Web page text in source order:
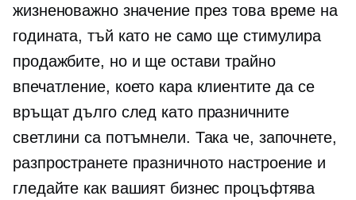
жизненоважно значение през това време на
годината, тъй като не само ще стимулира
продажбите, но и ще остави трайно
впечатление, което кара клиентите да се
връщат дълго след като празничните
светлини са потъмнели. Така че, започнете,
разпространете празничното настроение и
гледайте как вашият бизнес процъфтява